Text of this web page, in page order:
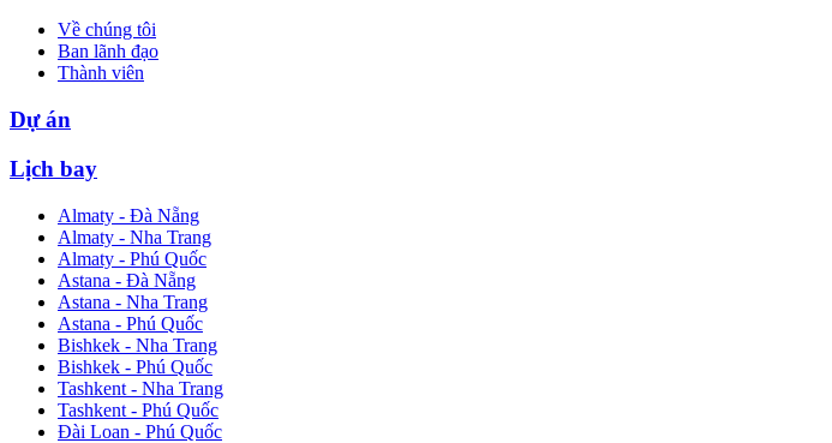
Về chúng tôi
Ban lãnh đạo
Thành viên
Dự án
Lịch bay
Almaty - Đà Nẵng
Almaty - Nha Trang
Almaty - Phú Quốc
Astana - Đà Nẵng
Astana - Nha Trang
Astana - Phú Quốc
Bishkek - Nha Trang
Bishkek - Phú Quốc
Tashkent - Nha Trang
Tashkent - Phú Quốc
Đài Loan - Phú Quốc